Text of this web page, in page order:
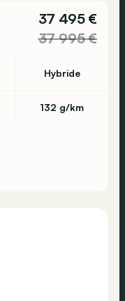
37 495 €
37 995 €
Hybride
132 g/km